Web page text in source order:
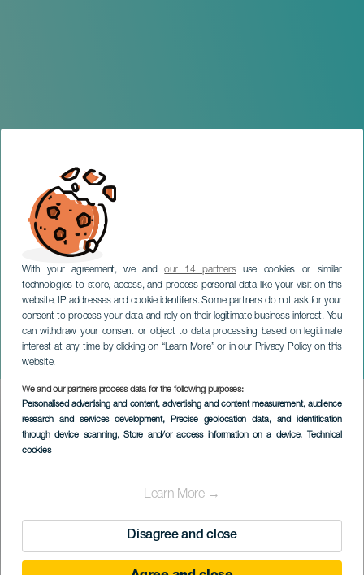
With your agreement, we andour 14 partnersuse cookies or similar
technologies to store, access, and process personal data like your visit on this
website, IP addresses and cookie identifiers. Some partners do not ask for your
consent to process your data and rely on their legitimate business interest. You
can withdraw your consent or object to data processing based on legitimate
interest at any time by clicking on “Learn More” or in our Privacy Policy on this
website.
We and our partners process data for the following purposes:
Personalised advertising and content, advertising and content measurement, audience
research and services development, Precise geolocation data, and identification
through device scanning, Store and/or access information on a device, Technical
cookies
Learn More →
Disagree and close
San Ginés polyfoniska kör
LANZAROTE
Imagen
Listado